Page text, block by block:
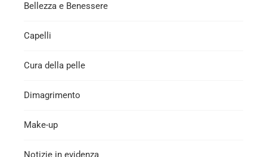
Bellezza e Benessere
Capelli
Cura della pelle
Dimagrimento
Make-up
Notizie in evidenza